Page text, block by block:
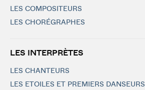
LES COMPOSITEURS
LES CHORÉGRAPHES
LES INTERPRÈTES
LES CHANTEURS
LES ETOILES ET PREMIERS DANSEURS